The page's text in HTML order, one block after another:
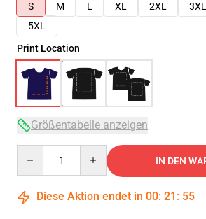
S
M L XL 2XL 3XL
5XL
Print Location
Größentabelle anzeigen
IN DEN
Diese Aktion endet in 00: 21 : 54